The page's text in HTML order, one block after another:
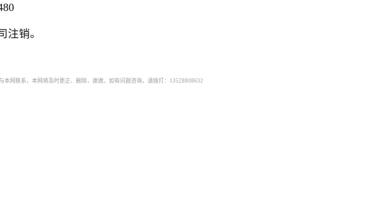
销。
网联系，本网将及时更正、删除，谢谢。如有问题咨询，请拨打：13528808632